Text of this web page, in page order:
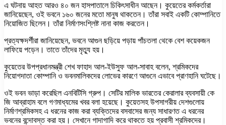
এ ঘটনায় আহত আরও ৪০ জন হাসপাতালে চিকিৎসাধীন আছেন। কুয়েতের কর্মকর্তারা
জানিয়েছেন, ওই ভবনে ১৬০ জনের মতো মানুষ থাকতেন। তাঁরা সবাই একটি কোম্পানিতে
নিয়োজিত ছিলেন। তাঁরা নির্মাণসংশ্লিষ্ট নানা কাজ করতেন।
প্রত্যক্ষদর্শীরা জানিয়েছেন, ভবনে আগুন ছড়িয়ে পড়ায় পাঁচতলা থেকে বেশ কয়েকজন
লাফিয়ে পড়েন। তাতে তাঁদের মৃত্যু হয়।
কুয়েতের উপপ্রধানমন্ত্রী শেখ ফাহাদ আল-ইউসুফ আল-সাবাহ বলেন, শ্রমিকদের
নিয়োগদাতা কোম্পানি ও ভবনমালিকদের লোভের কারণে আগুনে এভাবে প্রাণহানি ঘটেছে।
ওই ভবন ভাড়া করেছিল এনবিটিসি গ্রুপ। সেটির মালিক ভারতের কেরালার ব্যবসায়ী কে
জি আব্রাহাম বলে গণমাধ্যমের খবর বলা হয়েছে। কুয়েতসহ উপসাগরীয় দেশগুলোয়
নির্মাণশ্রমিকসহ এ ধরনের কাজ করা ব্যক্তিদের বসবাসের জন্য সাধারণত এ ধরনের
ভবনের বন্দোবস্ত করা হয়। সেখানে গাদাগাদি করে থাকতে হয় প্রবাসী শ্রমিকদের।